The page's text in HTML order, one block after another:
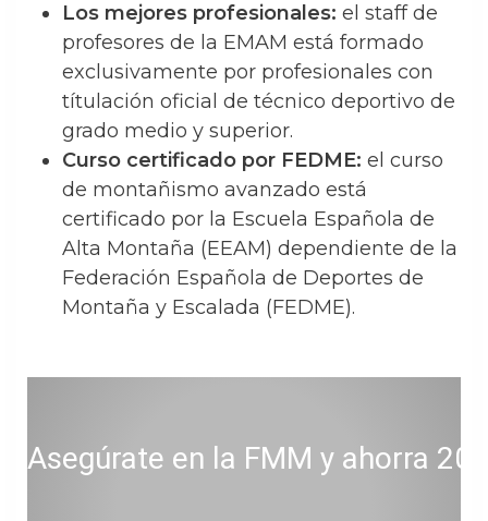
Los mejores profesionales: el staff de
profesores de la EMAM está formado
exclusivamente por profesionales con
títulación oficial de técnico deportivo de
grado medio y superior.
Curso certificado por FEDME: el curso
de montañismo avanzado está
certificado por la Escuela Española de
Alta Montaña (EEAM) dependiente de la
Federación Española de Deportes de
Montaña y Escalada (FEDME).
Asegúrate en la FMM y ahorra